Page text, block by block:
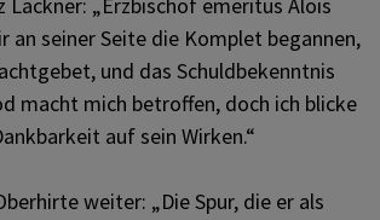
an seiner Seite die Komplet begannen,
und das Schuldbekenntnis
macht mich betroffen, doch ich blicke
auf sein Wirken.“
weiter: „Die Spur, die er als